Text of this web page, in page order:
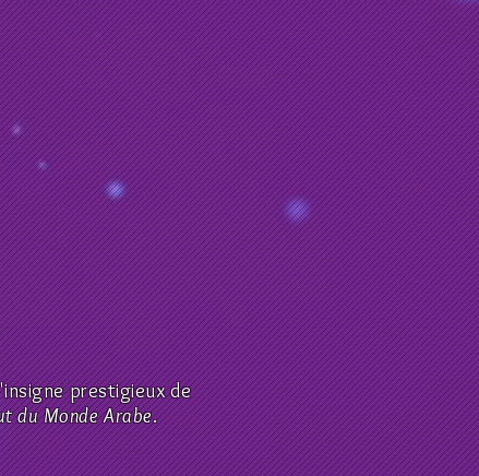
prestigieux de
du Monde Arabe.